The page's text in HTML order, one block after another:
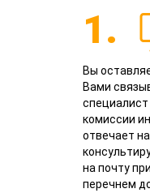
1.
Вы
Вами
комиссии
отвечает
на почту
перечнем